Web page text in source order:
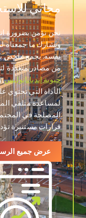
مجاني
نحن نؤمن بضرورة
ونشارك ما جمعناه
نفسه. يجمع ملخص
من مصادر متعددة
حيوية إنديانابوليس,
لمساعدة متلقي
المصلحة في
قرارات مستنيرة
عرض جميع